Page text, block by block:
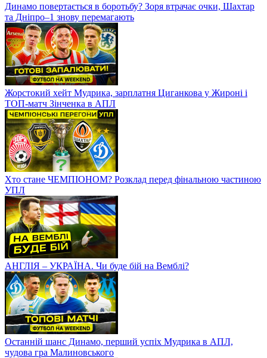
Динамо повертається в боротьбу? Зоря втрачає очки, Шахтар
та Дніпро–1 знову перемагають
Жорстокий хейт Мудрика, зарплатня Циганкова у Жироні і
ТОП-матч Зінченка в АПЛ
Хто стане ЧЕМПІОНОМ? Розклад перед фінальною частиною
УПЛ
АНГЛІЯ – УКРАЇНА. Чи буде бій на Вемблі?
Останній шанс Динамо, перший успіх Мудрика в АПЛ,
чудова гра Малиновського